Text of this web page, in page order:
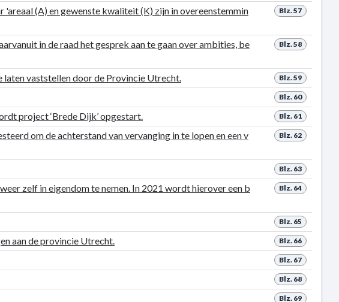
Blz. 57
(A) en gewenste kwaliteit (K) zijn in overeenstemmin
Blz. 58
in de raad het gesprek aan te gaan over ambities, be
Blz. 59
vaststellen door de Provincie Utrecht.
Blz. 60
Blz. 61
project ‘Brede Dijk’ opgestart.
Blz. 62
om de achterstand van vervanging in te lopen en een v
Blz. 63
Blz. 64
zelf in eigendom te nemen. In 2021 wordt hierover een b
Blz. 65
Blz. 66
aan de provincie Utrecht.
Blz. 67
Blz. 68
Blz. 69